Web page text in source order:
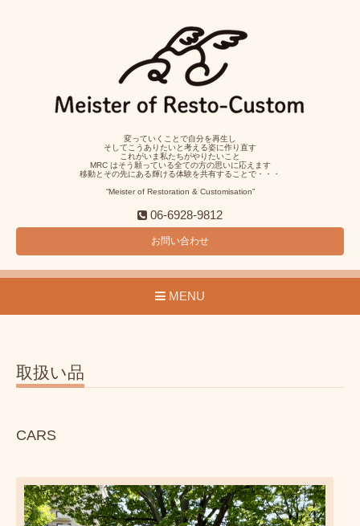
変っていくことで自分を再生し
そしてこうありたいと考える姿に作り直す
これがいま私たちがやりたいこと
MRC はそう願っている全ての方の思いに応えます
移動とその先にある輝ける体験を共有することで・・・
“Meister of Restoration & Customisation”
06-6928-9812
お問い合わせ
MENU
取扱い品
CARS